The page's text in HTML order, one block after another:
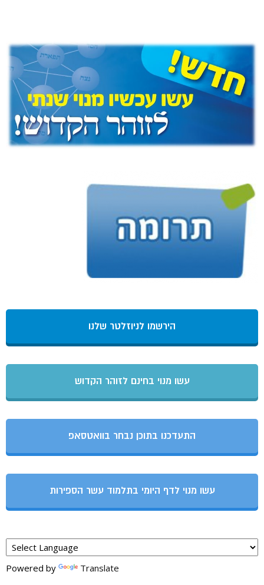
הירשמו לניוזלטר שלנו
עשו מנוי בחינם לזוהר הקדוש
התעדכנו בתוכן נבחר בוואטסאפ
עשו מנוי לדף היומי בתלמוד עשר הספירות
Powered by Translate